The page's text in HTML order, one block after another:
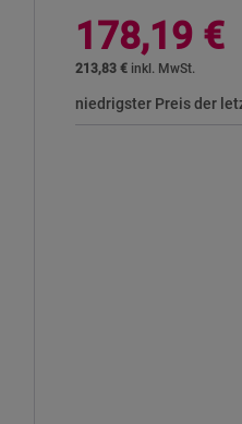
Sonderangebot
213,83 €
178,19 €
niedrigster Preis der